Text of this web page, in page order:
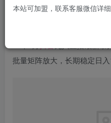
您当前未登录
批量矩阵放大，长期稳定日入
本站可加盟，联系客服微信详细